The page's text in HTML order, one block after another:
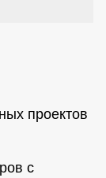
проектов
с